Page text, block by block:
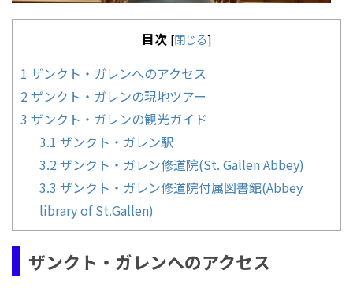
目次 [閉じる]
1 ザンクト・ガレンへのアクセス
2ザンクト・ガレンの現地ツアー
3 ザンクト・ガレンの観光ガイド
3.1 ザンクト・ガレン駅
3.2ザンクト・ガレン修道院(St. Gallen Abbey)
3.3 ザンクト・ガレン修道院付属図書館(Abbey
library of St.Gallen)
ザンクト・ガレンへのアクセス